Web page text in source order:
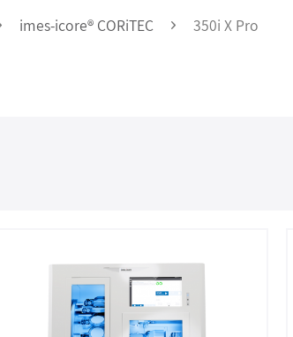
imes-icore® CORiTEC 350i X Pro